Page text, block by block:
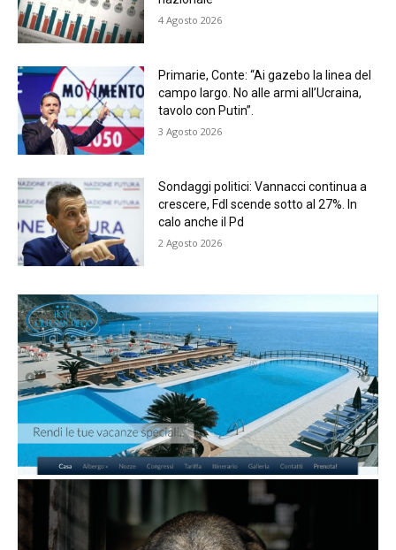
4 Agosto 2026
Primarie, Conte: “Ai gazebo la linea del
campo largo. No alle armi all’Ucraina,
tavolo con Putin”.
3 Agosto 2026
Sondaggi politici: Vannacci continua a
crescere, FdI scende sotto al 27%. In
calo anche il Pd
2 Agosto 2026